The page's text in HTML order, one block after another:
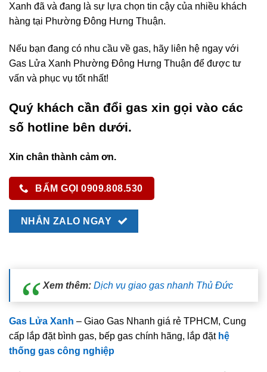
Xanh đã và đang là sự lựa chọn tin cậy của nhiều khách
hàng tại Phường Đông Hưng Thuận.
Nếu bạn đang có nhu cầu về gas, hãy liên hệ ngay với
Gas Lửa Xanh Phường Đông Hưng Thuận để được tư
vấn và phục vụ tốt nhất!
Quý khách cần đổi gas xin gọi vào các
số hotline bên dưới.
Xin chân thành cảm ơn.
BẤM GỌI 0909.808.530
NHẮN ZALO NGAY
Xem thêm: Dịch vụ giao gas nhanh Thủ Đức
Gas Lửa Xanh – Giao Gas Nhanh giá rẻ TPHCM, Cung
cấp lắp đặt bình gas, bếp gas chính hãng, lắp đặt hệ
thống gas công nghiệp